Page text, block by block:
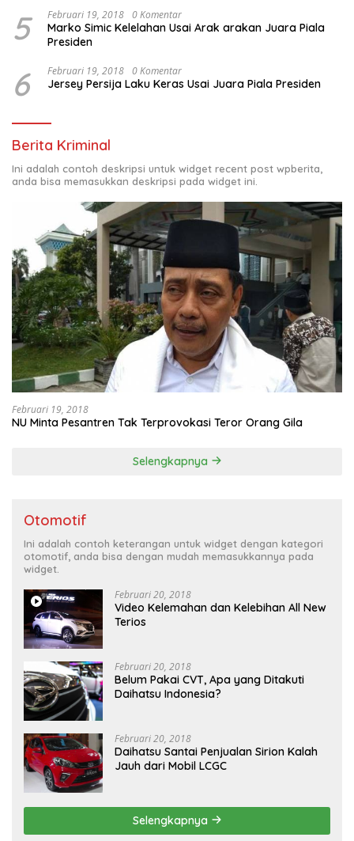
5 Februari 19, 2018 0 Komentar
Marko Simic Kelelahan Usai Arak arakan Juara Piala
Presiden
6 Februari 19, 2018 0 Komentar
Jersey Persija Laku Keras Usai Juara Piala Presiden
Berita Kriminal
Ini adalah contoh deskripsi untuk widget recent post wpberita,
anda bisa memasukkan deskripsi pada widget ini.
Februari 19, 2018
NU Minta Pesantren Tak Terprovokasi Teror Orang Gila
Selengkapnya
Otomotif
Ini adalah contoh keterangan untuk widget dengan kategori
otomotif, anda bisa dengan mudah memasukkannya pada
widget.
Februari 20, 2018
Video Kelemahan dan Kelebihan All New
Terios
Februari 20, 2018
Belum Pakai CVT, Apa yang Ditakuti
Daihatsu Indonesia?
Februari 20, 2018
Daihatsu Santai Penjualan Sirion Kalah
Jauh dari Mobil LCGC
Selengkapnya